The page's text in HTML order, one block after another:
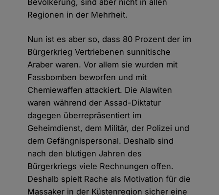
Bevölkerung, sind aber nicht in allen
Regionen in der Mehrheit.
Nun ist es aber so, dass 80 Prozent der im
Bürgerkrieg Vertriebenen sunnitische
Araber waren. Vor allem sie wurden mit
Fassbomben beworfen und mit
Chemiewaffen attackiert. Die Alawiten
waren während der Assad-Diktatur
dagegen überrepräsentiert im
Geheimdienst, dem Militär, der Polizei und
dem Gefängnispersonal. Deshalb sind
nach den blutigen Jahren des
Bürgerkriegs viele Rechnungen offen.
Deshalb spielt Rache als Motivation für die
Massaker in der Küstenregion sicher eine